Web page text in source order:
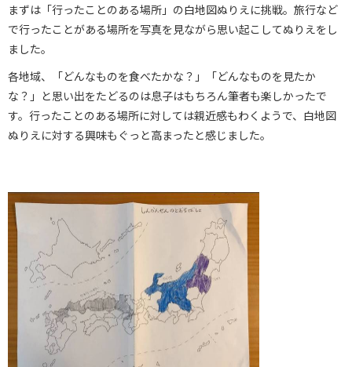
まずは「行ったことのある場所」の白地図ぬりえに挑戦。旅行など
で行ったことがある場所を写真を見ながら思い起こしてぬりえをし
ました。
各地域、「どんなものを食べたかな？」「どんなものを見たか
な？」と思い出をたどるのは息子はもちろん筆者も楽しかったで
す。行ったことのある場所に対しては親近感もわくようで、白地図
ぬりえに対する興味もぐっと高まったと感じました。